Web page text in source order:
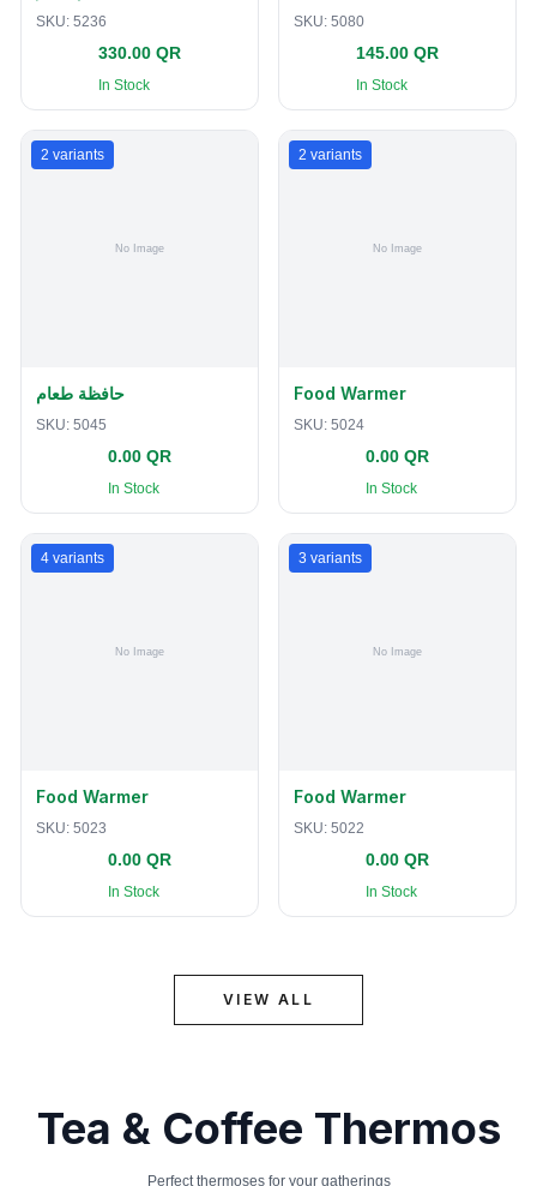
SKU: 5236
330.00 QR
In Stock
SKU: 5080
145.00 QR
In Stock
2 variants
حافظة طعام
SKU: 5045
0.00 QR
In Stock
2 variants
Food Warmer
SKU: 5024
0.00 QR
In Stock
4 variants
Food Warmer
SKU: 5023
0.00 QR
In Stock
3 variants
Food Warmer
SKU: 5022
0.00 QR
In Stock
VIEW ALL
Tea & Coffee Thermos
Perfect thermoses for your gatherings